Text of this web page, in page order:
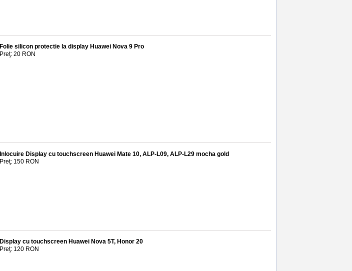
Folie silicon protectie la display Huawei Nova 9 Pro
Preţ: 20 RON
Inlocuire Display cu touchscreen Huawei Mate 10, ALP-L09, ALP-L29 mocha gold
Preţ: 150 RON
Display cu touchscreen Huawei Nova 5T, Honor 20
Preţ: 120 RON